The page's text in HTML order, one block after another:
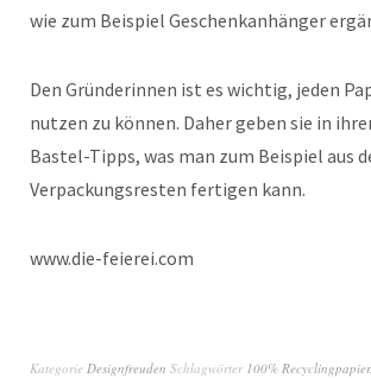
wie zum Beispiel Geschenkanhänger
Den Gründerinnen ist es wichtig, jeden
nutzen zu können. Daher geben sie in
Bastel-Tipps, was man zum Beispiel aus
Verpackungsresten fertigen kann.
www.die-feierei.com
Kategorie Designfreuden Schlagwörter 100% Recyclingpapier,